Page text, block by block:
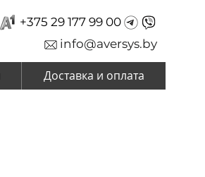
+375 29 177 99 00
info@aversys.by
Доставка и оплата